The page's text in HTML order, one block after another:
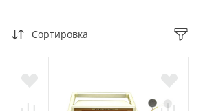
Сортировка